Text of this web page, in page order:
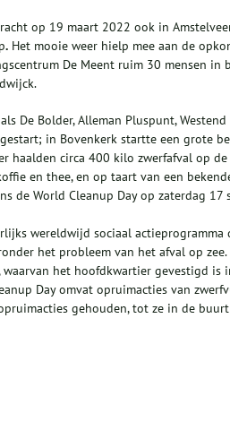
op 19 maart 2022 ook in
. Het mooie weer hielp mee aan de
De Meent ruim 30 mensen in
De Bolder, Alleman Pluspunt,
in Bovenkerk startte een grote
haalden circa 400 kilo zwerfafval op
en thee, en op taart van een
de World Cleanup Day op zaterdag 17
wereldwijd sociaal
het probleem van het afval op
het hoofdkwartier gevestigd is
Day omvat opruimacties van
gehouden, tot ze in de